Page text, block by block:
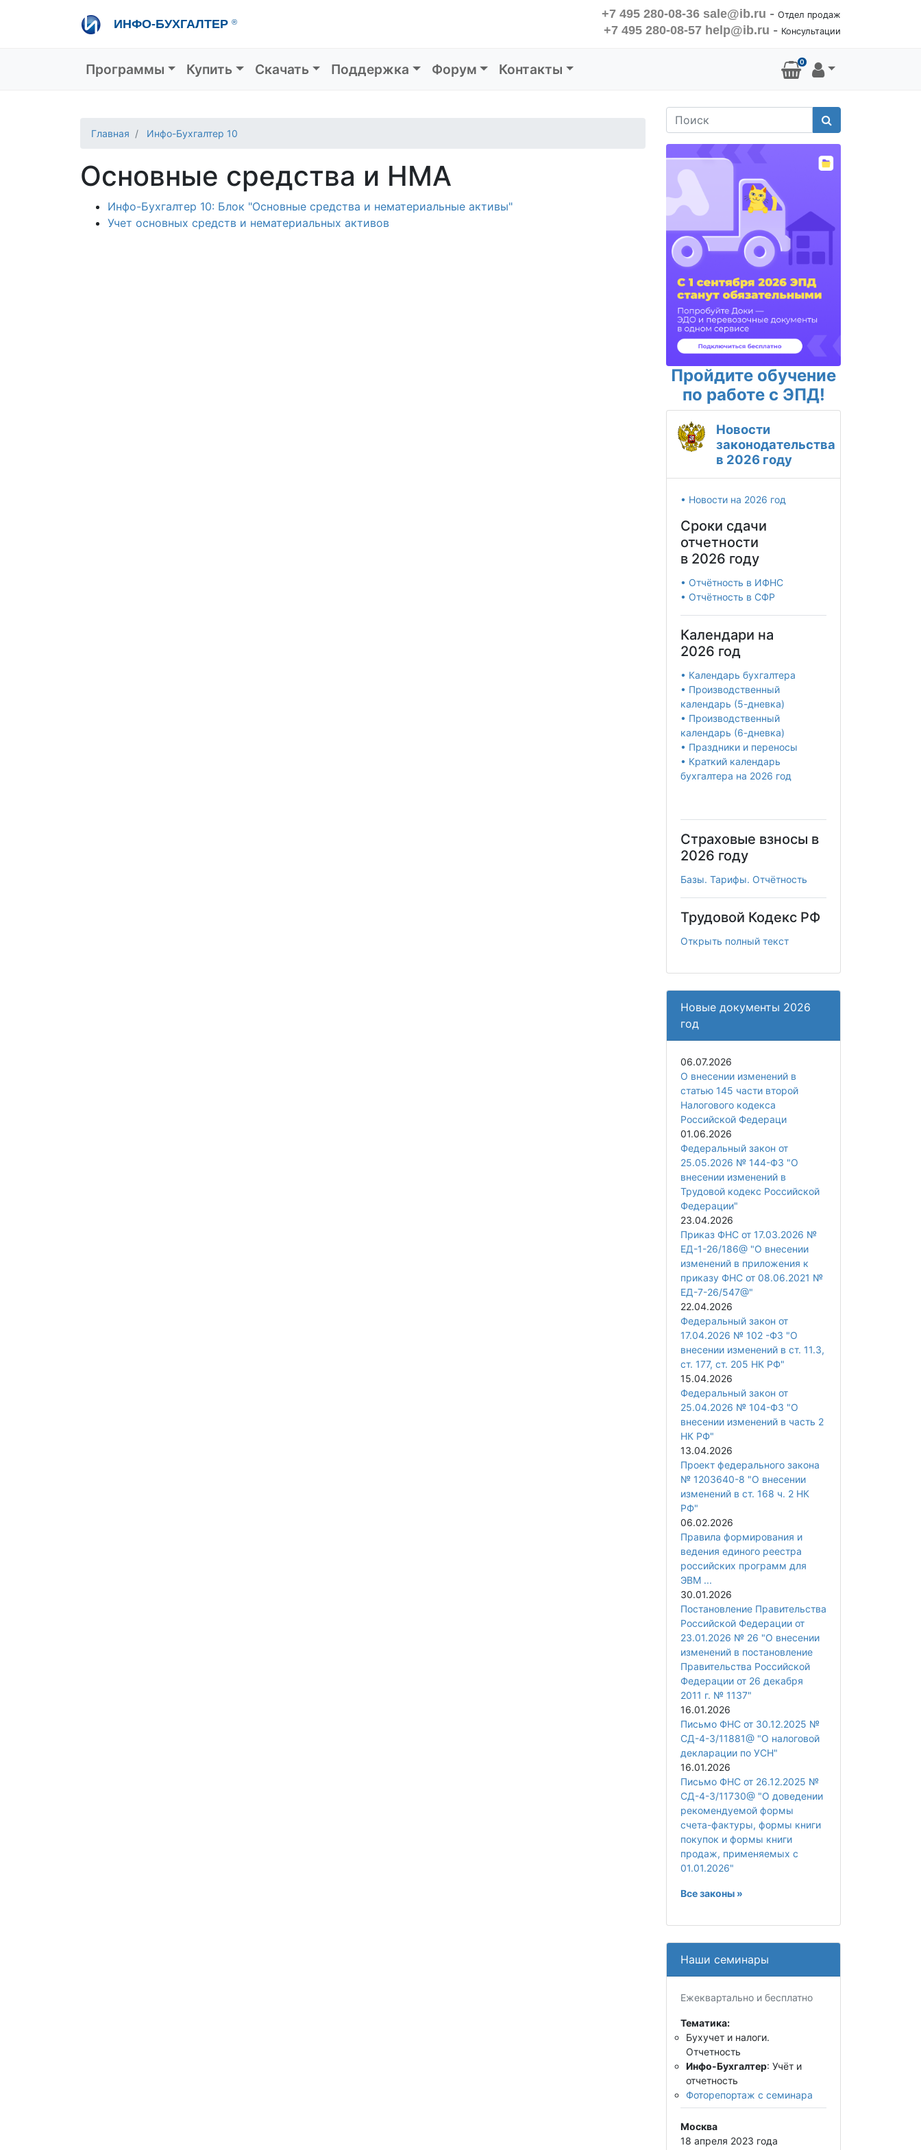
ИНФО-БУХГАЛТЕР ®
+7 495 280-08-36 sale@ib.ru - Отдел продаж
+7 495 280-08-57 help@ib.ru - Консультации
Основная навигация
Программы Купить Скачать Поддержка Форум Контакты 0
Главная Инфо-Бухгалтер 10
Основные средства и НМА
Инфо-Бухгалтер 10: Блок "Основные средства и нематериальные активы"
Учет основных средств и нематериальных активов
Поиск
Пройдите обучение
по работе с ЭПД!
Новости
законодательства
в 2026 году
• Новости на 2026 год
Сроки сдачи
отчетности
в 2026 году
• Отчётность в ИФНС
• Отчётность в СФР
Календари на
2026 год
• Календарь бухгалтера
• Производственный
календарь (5-дневка)
• Производственный
календарь (6-дневка)
• Праздники и переносы
• Краткий календарь
бухгалтера на 2026 год
Страховые взносы в
2026 году
Базы. Тарифы. Отчётность
Трудовой Кодекс РФ
Открыть полный текст
Новые документы 2026
год
06.07.2026
О внесении изменений в
статью 145 части второй
Налогового кодекса
Российской Федераци
01.06.2026
Федеральный закон от
25.05.2026 № 144-ФЗ "О
внесении изменений в
Трудовой кодекс Российской
Федерации"
23.04.2026
Приказ ФНС от 17.03.2026 №
ЕД-1-26/186@ "О внесении
изменений в приложения к
приказу ФНС от 08.06.2021 №
ЕД-7-26/547@"
22.04.2026
Федеральный закон от
17.04.2026 № 102 -ФЗ "О
внесении изменений в ст. 11.3,
ст. 177, ст. 205 НК РФ"
15.04.2026
Федеральный закон от
25.04.2026 № 104-ФЗ "О
внесении изменений в часть 2
НК РФ"
13.04.2026
Проект федерального закона
№ 1203640-8 "О внесении
изменений в ст. 168 ч. 2 НК
РФ"
06.02.2026
Правила формирования и
ведения единого реестра
российских программ для
ЭВМ ...
30.01.2026
Постановление Правительства
Российской Федерации от
23.01.2026 № 26 "О внесении
изменений в постановление
Правительства Российской
Федерации от 26 декабря
2011 г. № 1137"
16.01.2026
Письмо ФНС от 30.12.2025 №
СД-4-3/11881@ "О налоговой
декларации по УСН"
16.01.2026
Письмо ФНС от 26.12.2025 №
СД-4-3/11730@ "О доведении
рекомендуемой формы
счета-фактуры, формы книги
покупок и формы книги
продаж, применяемых с
01.01.2026"
Все законы »
Наши семинары
Ежеквартально и бесплатно
Тематика:
Бухучет и налоги.
Отчетность
Инфо-Бухгалтер: Учёт и
отчетность
Фоторепортаж с семинара
Москва
18 апреля 2023 года